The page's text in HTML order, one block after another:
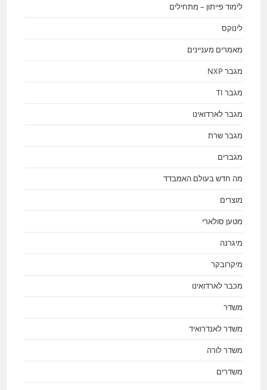
לימוד פייתון – מתחילים
לינוקס
מאמרים מעניינים
מגבר NXP
מגבר TI
מגבר לארדואינו
מגבר שרת
מגברים
מה חדש בעולם האמבדד
מוצרים
מטען סולארי
מיגרנה
מיקרובקר
מכבר לארדואינו
משדר
משדר לאנדרואיד
משדר לורה
משדרים